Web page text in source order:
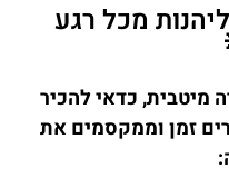
מכל רגע
מיטבית, כדאי להכיר
זמן וממקסמים את